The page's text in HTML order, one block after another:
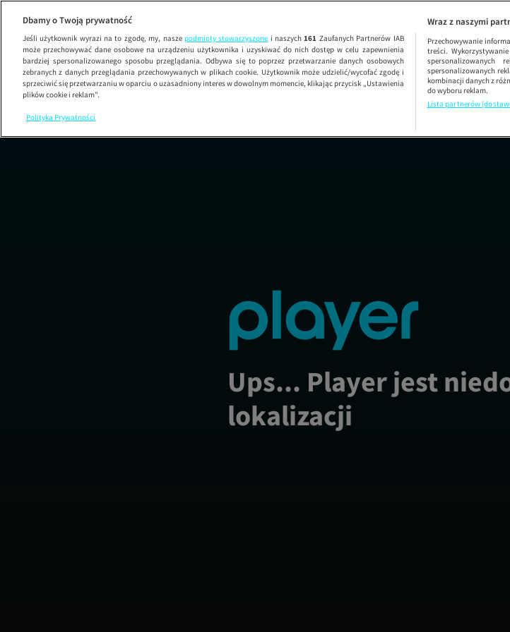
Kac Vegas
Ups... Player jest
lokalizacji
Dbamy o Twoją prywatność
Jeśli użytkownik wyrazi na to zgodę, my, nasze podmioty stowarzyszone i naszych161 Zaufanych Partnerów IAB
może przechowywać dane osobowe na urządzeniu użytkownika i uzyskiwać do nich dostęp w celu zapewnienia
bardziej spersonalizowanego sposobu przeglądania. Odbywa się to poprzez przetwarzanie danych osobowych
zebranych z danych przeglądania przechowywanych w plikach cookie. Użytkownik może udzielić/wycofać zgodę i
sprzeciwić się przetwarzaniu w oparciu o uzasadniony interes w dowolnym momencie, klikając przycisk „Ustawienia
plików cookie i reklam”.
Polityka Prywatności
Wraz z naszymi
Przechowywanie
treści.
spersonalizowanych
spersonalizowanych
kombinacji danych z
do wyboru reklam.
Lista partnerów